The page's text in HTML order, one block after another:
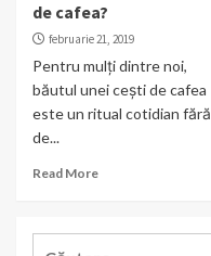
de cafea?
februarie 21, 2019
Pentru mulți dintre noi,
băutul unei cești de cafea
este un ritual cotidian fără
de...
Read More